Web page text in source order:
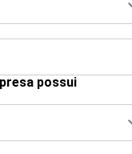
possui